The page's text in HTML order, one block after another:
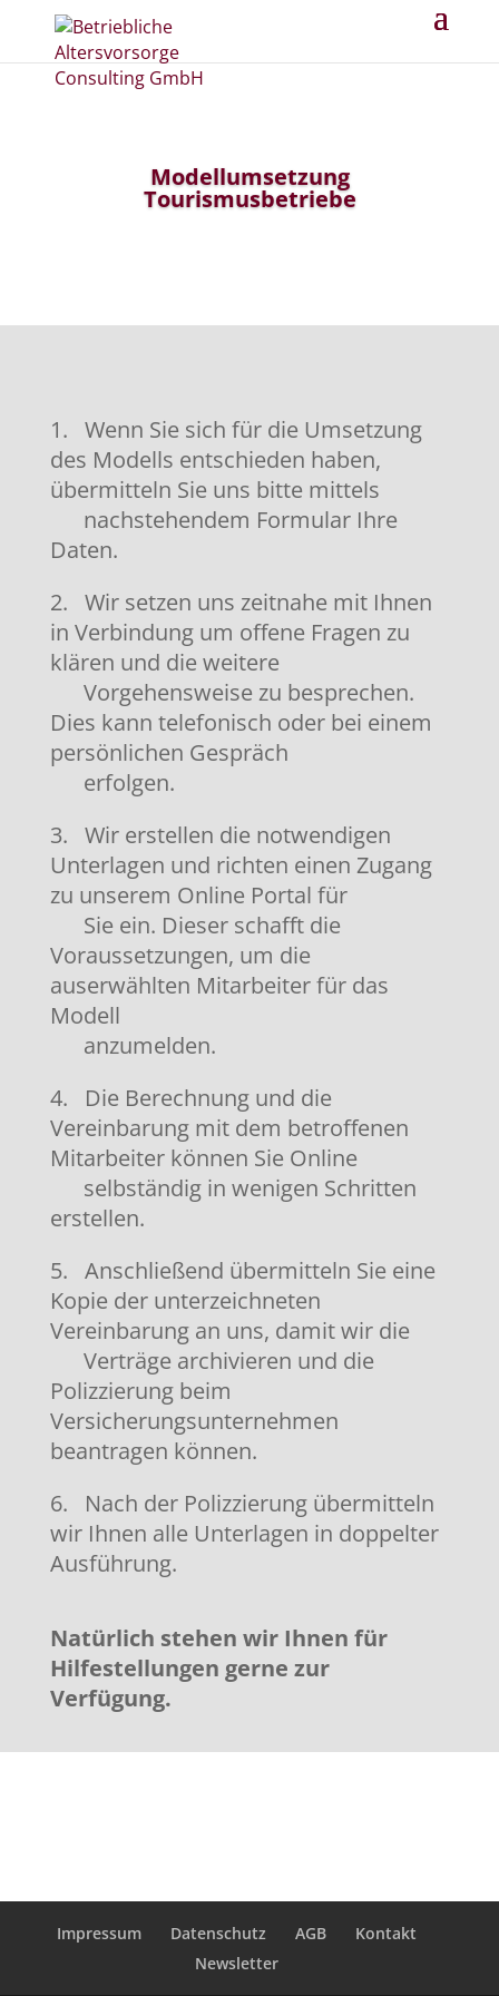
Modellumsetzung
Tourismusbetriebe
1. Wenn Sie sich für die Umsetzung
des Modells entschieden haben,
übermitteln Sie uns bitte mittels
nachstehendem Formular Ihre
Daten.
2. Wir setzen uns zeitnahe mit Ihnen
in Verbindung um offene Fragen zu
klären und die weitere
Vorgehensweise zu besprechen.
Dies kann telefonisch oder bei einem
persönlichen Gespräch
erfolgen.
3. Wir erstellen die notwendigen
Unterlagen und richten einen Zugang
zu unserem Online Portal für
Sie ein. Dieser schafft die
Voraussetzungen, um die
auserwählten Mitarbeiter für das
Modell
anzumelden.
4. Die Berechnung und die
Vereinbarung mit dem betroffenen
Mitarbeiter können Sie Online
selbständig in wenigen Schritten
erstellen.
5. Anschließend übermitteln Sie eine
Kopie der unterzeichneten
Vereinbarung an uns, damit wir die
Verträge archivieren und die
Polizzierung beim
Versicherungsunternehmen
beantragen können.
6. Nach der Polizzierung übermitteln
wir Ihnen alle Unterlagen in doppelter
Ausführung.
Natürlich stehen wir Ihnen für
Hilfestellungen gerne zur
Verfügung.
Impressum Datenschutz AGB
Kontakt
Newsletter